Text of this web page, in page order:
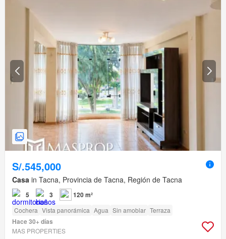
S/.545,000
Casa in Tacna, Provincia de Tacna, Región de Tacna
5 3 120 m²
Cochera Vista panorámica Agua Sin amoblar Terraza
Hace 30+ días
MAS PROPERTIES